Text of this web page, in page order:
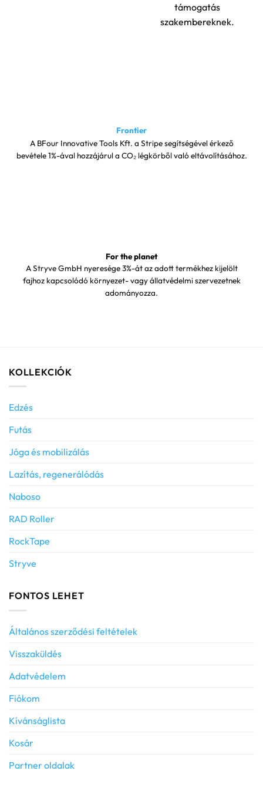
támogatás
szakembereknek.
Frontier
A BFour Innovative Tools Kft. a Stripe segítségével érkező
bevétele 1%-ával hozzájárul a CO₂ légkörből való eltávolításához.
For the planet
A Stryve GmbH nyeresége 3%-át az adott termékhez kijelölt
fajhoz kapcsolódó környezet- vagy állatvédelmi szervezetnek
adományozza.
KOLLEKCIÓK
Edzés
Futás
Jóga és mobilizálás
Lazítás, regenerálódás
Naboso
RAD Roller
RockTape
Stryve
FONTOS LEHET
Általános szerződési feltételek
Visszaküldés
Adatvédelem
Fiókom
Kívánságlista
Kosár
Partner oldalak